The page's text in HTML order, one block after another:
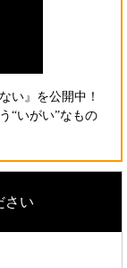
い』を公開中！
“いがい”なもの
さい